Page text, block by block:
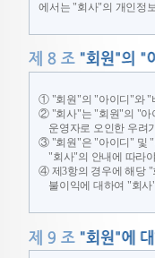
에서는 "회사"의 개인정
① "회원"의 "아이디"와 "
② "회사"는 "회원"의 "아
운영자로 오인한 우려
③ "회원"은 "아이디" 및 "
"회사"의 안내에 따라
④ 제3항의 경우에 해당 "
불이익에 대하여 "회사